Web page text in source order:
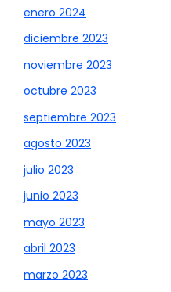
enero 2024
diciembre 2023
noviembre 2023
octubre 2023
septiembre 2023
agosto 2023
julio 2023
junio 2023
mayo 2023
abril 2023
marzo 2023